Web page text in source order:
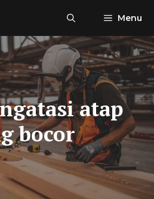
Menu
atap
bocor